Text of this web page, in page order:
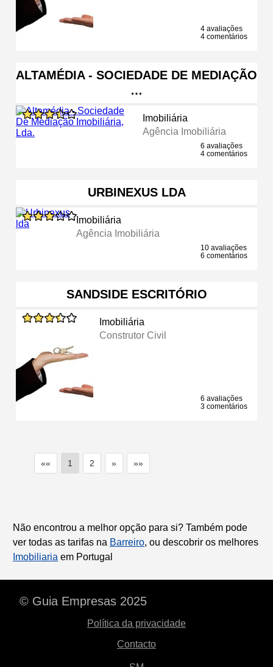
4 avaliações
4 comentários
ALTAMÉDIA - SOCIEDADE DE MEDIAÇÃO
…
Imobiliária
Agência Imobiliária
6 avaliações
4 comentários
URBINEXUS LDA
Imobiliária
Agência Imobiliária
10 avaliações
6 comentários
SANDSIDE ESCRITÓRIO
Imobiliária
Construtor Civil
6 avaliações
3 comentários
«« 1 2 » »»
Não encontrou a melhor opção para si? Também pode
ver todas as tarifas na Barreiro, ou descobrir os melhores
Imobiliaria em Portugal
© Guia Empresas 2025
Política da privacidade
Contacto